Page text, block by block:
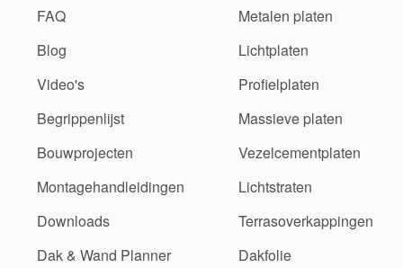
FAQ
Blog
Video's
Begrippenlijst
Bouwprojecten
Montagehandleidingen
Downloads
Dak & Wand Planner
Metalen platen
Lichtplaten
Profielplaten
Massieve platen
Vezelcementplaten
Lichtstraten
Terrasoverkappingen
Dakfolie